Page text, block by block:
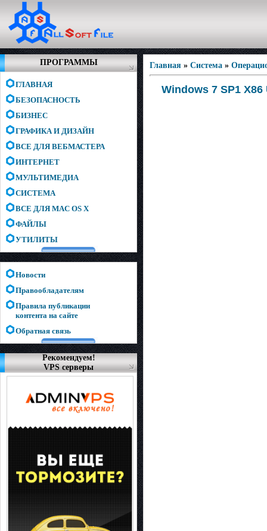
ПРОГРАММЫ
ГЛАВНАЯ
БЕЗОПАСНОСТЬ
БИЗНЕС
ГРАФИКА И ДИЗАЙН
ВСЕ ДЛЯ ВЕБМАСТЕРА
ИНТЕРНЕТ
МУЛЬТИМЕДИА
СИСТЕМА
ВСЕ ДЛЯ MAC OS X
ФАЙЛЫ
УТИЛИТЫ
Новости
Правообладателям
Правила публикации
контента на сайте
Обратная связь
Рекомендуем!
VPS серверы
Главная » Система »
Windows 7 SP1 X86